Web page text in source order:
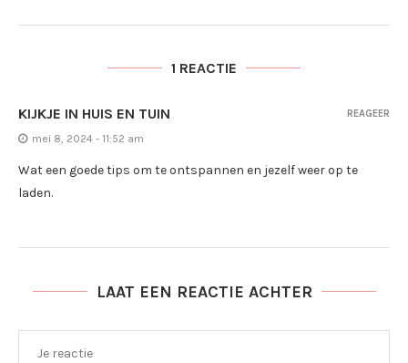
1 REACTIE
KIJKJE IN HUIS EN TUIN
mei 8, 2024 - 11:52 am
Wat een goede tips om te ontspannen en jezelf weer op te
laden.
REAGEER
LAAT EEN REACTIE ACHTER